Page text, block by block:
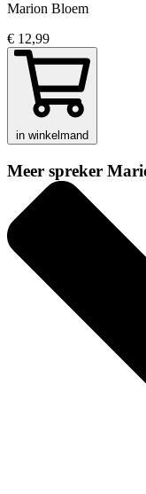
Marion Bloem
€ 12,99
in winkelmand
Meer spreker